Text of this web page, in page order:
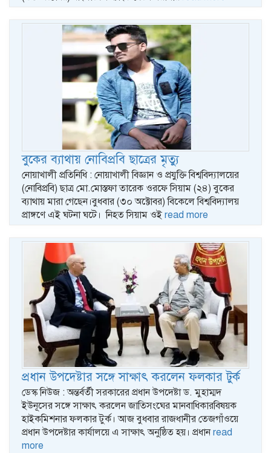
বুকের ব্যাথায় নোবিপ্রবি ছাত্রের মৃত্যু
নোয়াখালী প্রতিনিধি : নোয়াখালী বিজ্ঞান ও প্রযুক্তি বিশ্ববিদ্যালয়ের
(নোবিপ্রবি) ছাত্র মো.মোস্তফা তারেক ওরফে সিয়াম (২৪) বুকের
ব্যাথায় মারা গেছেন।বুধবার (৩০ অক্টোবর) বিকেলে বিশ্ববিদ্যালয়
প্রাঙ্গণে এই ঘটনা ঘটে। নিহত সিয়াম ওই read more
প্রধান উপদেষ্টার সঙ্গে সাক্ষাৎ করলেন ফলকার টুর্ক
ডেস্ক নিউজ : অন্তর্বর্তী সরকারের প্রধান উপদেষ্টা ড. মুহাম্মদ
ইউনূসের সঙ্গে সাক্ষাৎ করলেন জাতিসংঘের মানবাধিকারবিষয়ক
হাইকমিশনার ফলকার টুর্ক। আজ বুধবার রাজধানীর তেজগাঁওয়ে
প্রধান উপদেষ্টার কার্যালয়ে এ সাক্ষাৎ অনুষ্ঠিত হয়। প্রধানread
more